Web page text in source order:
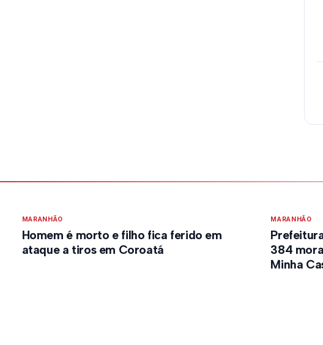
MARANHÃO
Homem é morto e filho fica ferido em
ataque a tiros em Coroatá
MARANHÃO
384
Minha